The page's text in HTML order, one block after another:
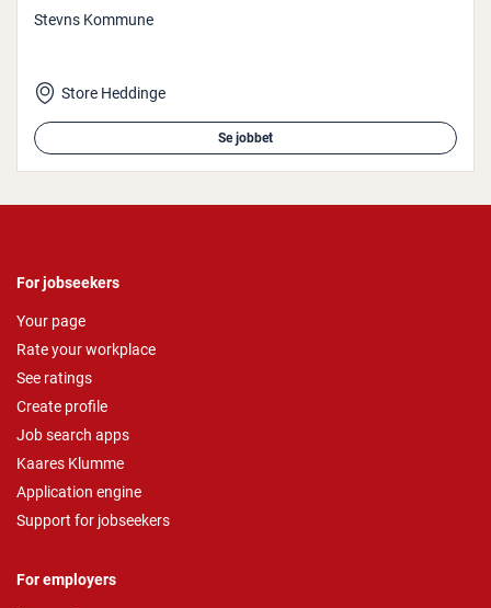
Stevns Kommune
Store Heddinge
Se jobbet
For jobseekers
Your page
Rate your workplace
See ratings
Create profile
Job search apps
Kaares Klumme
Application engine
Support for jobseekers
For employers